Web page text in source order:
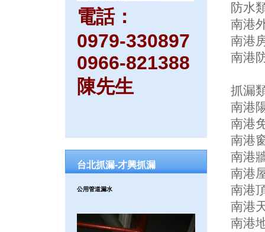
電話：
0979-330897
0966-821388
陳先生
台北抓漏-才興抓漏
公用管道漏水
防水
南港
南港
南港
抓漏
南港
南港
南港
南港
南港
南港
南港
南港